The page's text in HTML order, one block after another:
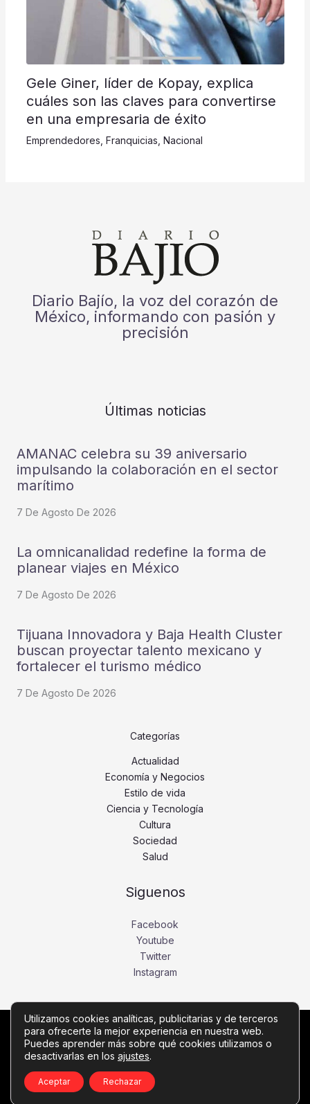
Gele Giner, líder de Kopay, explica
cuáles son las claves para convertirse
en una empresaria de éxito
Emprendedores Franquicias Nacional
Diario Bajío, la voz del corazón de
México, informando con pasión y
precisión
Últimas noticias
AMANAC celebra su 39 aniversario
impulsando la colaboración en el sector
marítimo
7 De Agosto De 2026
La omnicanalidad redefine la forma de
planear viajes en México
7 De Agosto De 2026
Tijuana Innovadora y Baja Health Cluster
buscan proyectar talento mexicano y
fortalecer el turismo médico
7 De Agosto De 2026
Categorías
Actualidad
Economía y Negocios
Estilo de vida
Ciencia y Tecnología
Cultura
Sociedad
Salud
Siguenos
Facebook
Youtube
Twitter
Instagram
Copyright © Todos los derechos reservados -
diariobajio.com
Política de privacidad-Política de cookies
Utilizamos cookies analíticas, publicitarias y de terceros
para ofrecerte la mejor experiencia en nuestra web.
Puedes aprender más sobre qué cookies utilizamos o
desactivarlas en los ajustes.
Aceptar Rechazar